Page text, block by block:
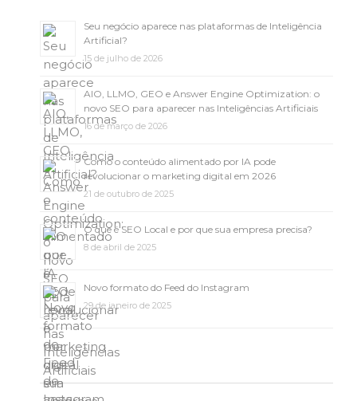
Seu negócio aparece nas plataformas de Inteligência
Artificial?
15 de julho de 2026
AIO, LLMO, GEO e Answer Engine Optimization: o
novo SEO para aparecer nas Inteligências Artificiais
16 de março de 2026
Como o conteúdo alimentado por IA pode
revolucionar o marketing digital em 2026
21 de outubro de 2025
O que é SEO Local e por que sua empresa precisa?
8 de abril de 2025
Novo formato do Feed do Instagram
29 de janeiro de 2025